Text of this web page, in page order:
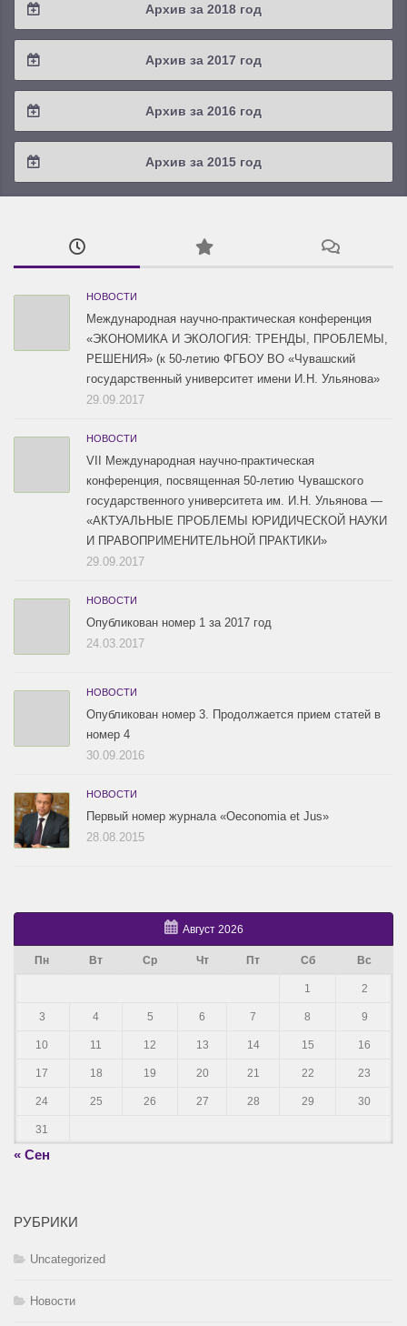
2021 / #1
2020 / #1
2019 / #3
2019 / #1
Архив за 2018 год
2018 / #4
2018 / #3
2018 / #1
Архив за 2017 год
2017 / #4
2017 / #3
Архив за 2016 год
2016 / #4
2016 / #3
Архив за 2015 год
2015 / #3
2015 / #2
НОВОСТИ
Международная научно-практическая конференция
«ЭКОНОМИКА И ЭКОЛОГИЯ: ТРЕНДЫ, ПРОБЛЕМЫ,
РЕШЕНИЯ» (к 50-летию ФГБОУ ВО «Чувашский
государственный университет имени И.Н. Ульянова»
29.09.2017
НОВОСТИ
VII Международная научно-практическая
конференция, посвященная 50-летию Чувашского
государственного университета им. И.Н. Ульянова —
«АКТУАЛЬНЫЕ ПРОБЛЕМЫ ЮРИДИЧЕСКОЙ НАУКИ
И ПРАВОПРИМЕНИТЕЛЬНОЙ ПРАКТИКИ»
29.09.2017
НОВОСТИ
Опубликован номер 1 за 2017 год
24.03.2017
НОВОСТИ
Опубликован номер 3. Продолжается прием статей в
номер 4
30.09.2016
НОВОСТИ
Первый номер журнала «Oeconomia et Jus»
28.08.2015
Август 2026
Пн Вт Ср Чт Пт Сб Вс
1 2
3 4 5 6 7 8 9
10 11 12 13 14 15 16
17 18 19 20 21 22 23
24 25 26 27 28 29 30
31
« Сен
РУБРИКИ
Uncategorized
Новости